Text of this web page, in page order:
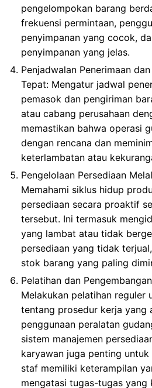
pengelompokan barang
frekuensi permintaan,
penyimpanan yang cocok,
penyimpanan yang jelas.
Penjadwalan Penerimaan
Tepat: Mengatur jadwal
pemasok dan pengiriman
atau cabang perusahaan
memastikan bahwa operasi
dengan rencana dan
keterlambatan atau
Pengelolaan Persediaan
Memahami siklus hidup
persediaan secara proaktif
tersebut. Ini termasuk
yang lambat atau tidak
persediaan yang tidak
stok barang yang paling
Pelatihan dan
Melakukan pelatihan reguler
tentang prosedur kerja yang
penggunaan peralatan
sistem manajemen
karyawan juga penting
staf memiliki keterampilan
mengatasi tugas-tugas yang